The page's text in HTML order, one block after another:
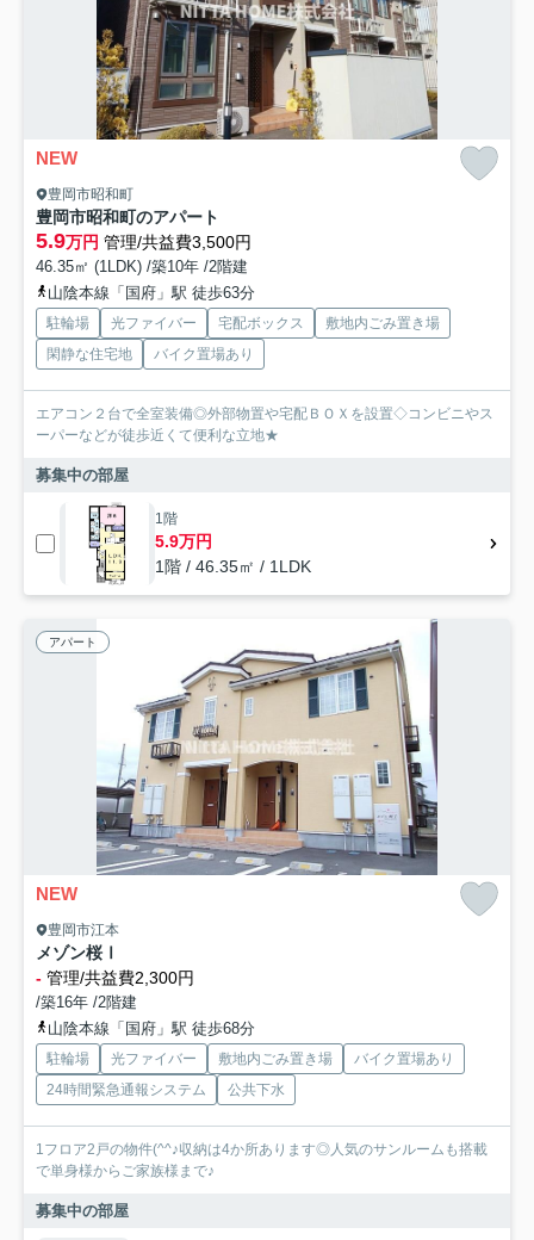
NEW
豊岡市昭和町
豊岡市昭和町のアパート
5.9万円 管理/共益費3,500円
46.35㎡ (1LDK) /築10年 /2階建
山陰本線「国府」駅 徒歩63分
駐輪場 光ファイバー 宅配ボックス
敷地内ごみ置き場
閑静な住宅地
バイク置場あり
エアコン２台で全室装備◎外部物置や宅配ＢＯＸを設置◇コンビニやス
ーパーなどが徒歩近くて便利な立地★
募集中の部屋
1階
5.9万円
1階 / 46.35㎡ / 1LDK
アパート
NEW
豊岡市江本
メゾン桜Ⅰ
- 管理/共益費2,300円
/築16年 /2階建
山陰本線「国府」駅 徒歩68分
駐輪場 光ファイバー 敷地内ごみ置き場
バイク置場あり
24時間緊急通報システム
公共下水
1フロア2戸の物件(^^♪収納は4か所あります◎人気のサンルームも搭載
で単身様からご家族様まで♪
募集中の部屋